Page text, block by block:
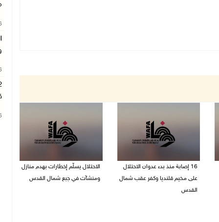
16 إصابة منذ بدء عدوان الاحتلال
على مخيم قلنديا وكفر عقب شمال
القدس
الاحتلال يسلّم إخطارات بهدم منازل
ومنشآت في جبع شمال القدس